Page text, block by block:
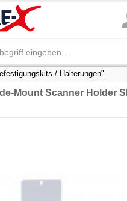
/ Halterungen"
Mount Scanner Holder